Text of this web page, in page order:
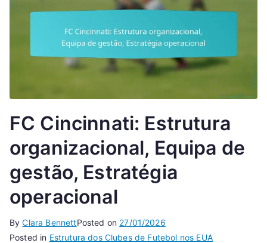
FC Cincinnati: Estrutura
organizacional, Equipa de
gestão, Estratégia
operacional
ByClara BennettPosted on 27/01/2026
Posted in Estrutura dos Clubes de Futebol nos EUA